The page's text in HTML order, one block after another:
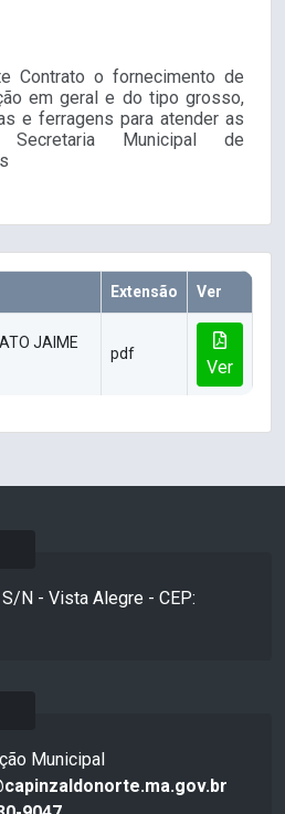
Contrato o fornecimento de
em geral e do tipo grosso,
e ferragens para atender as
Municipal de
Extensão Ver
JAIME
pdf
Ver
N - Vista Alegre - CEP:
Municipal